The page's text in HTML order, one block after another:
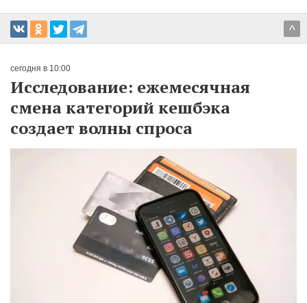
^
сегодня в 10:00
Исследование: ежемесячная
смена категорий кешбэка
создает волны спроса